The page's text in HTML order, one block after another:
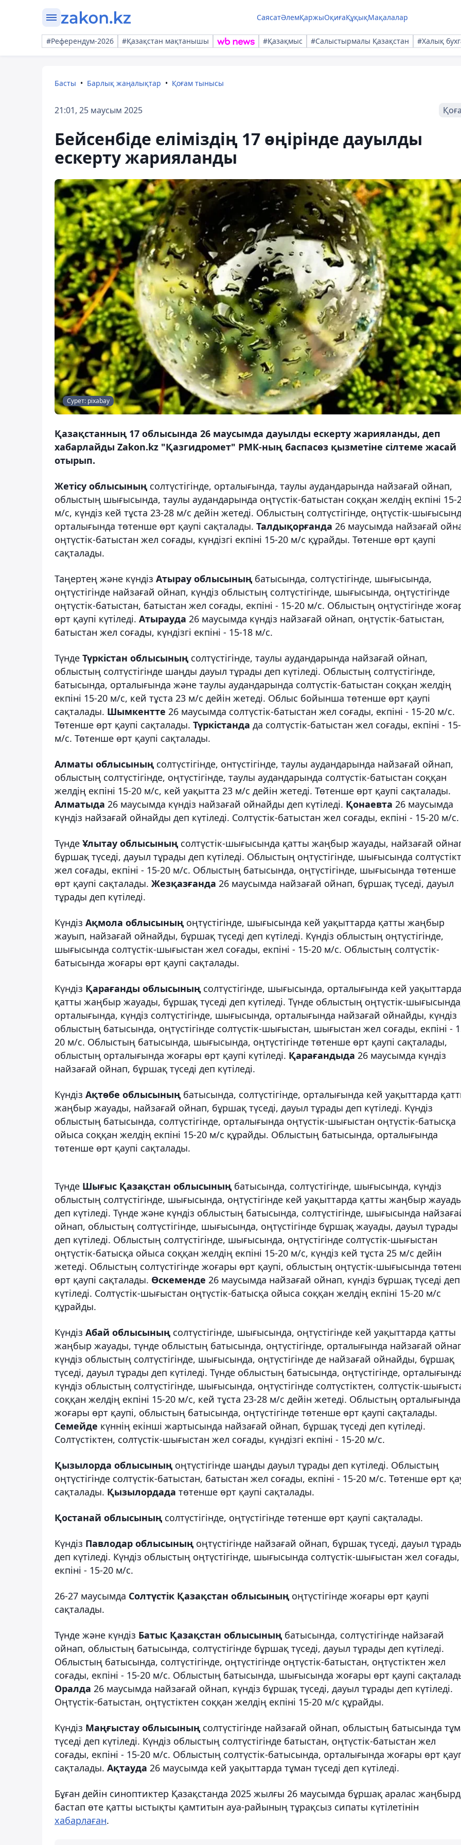
СаясатӘлемҚаржыОқиғаҚұқықМақалалар
#Референдум-2026 #Қазақстан мақтанышы #Қазақмыс #Салыстырмалы Қазақстан #Халық
Басты Барлық жаңалықтар Қоғам тынысы
21:01, 25 маусым 2025
Бейсенбіде еліміздің 17 өңірінде дауылды
ескерту жарияланды
Сурет: pixabay
Қазақстанның 17 облысында 26 маусымда дауылды ескерту жарияланды, деп
хабарлайды Zakon.kz "Қазгидромет" РМК-ның баспасөз қызметіне сілтеме жасай
отырып.
Жетісу облысының солтүстігінде, орталығында, таулы аудандарында найзағай ойнап,
облыстың шығысында, таулы аудандарында оңтүстік-батыстан соққан желдің екпіні 15-
м/с, күндіз кей тұста 23-28 м/с дейін жетеді. Облыстың солтүстігінде, оңтүстік-
орталығында төтенше өрт қаупі сақталады. Талдықорғанда 26 маусымда найзағай
оңтүстік-батыстан жел соғады, күндізгі екпіні 15-20 м/с құрайды. Төтенше өрт қаупі
сақталады.
Таңертең және күндіз Атырау облысының батысында, солтүстігінде, шығысында,
оңтүстігінде найзағай ойнап, күндіз облыстың солтүстігінде, шығысында, оңтүстігінде
оңтүстік-батыстан, батыстан жел соғады, екпіні - 15-20 м/с. Облыстың оңтүстігінде
өрт қаупі күтіледі. Атырауда 26 маусымда күндіз найзағай ойнап, оңтүстік-батыстан,
батыстан жел соғады, күндізгі екпіні - 15-18 м/с.
Түнде Түркістан облысының солтүстігінде, таулы аудандарында найзағай ойнап,
облыстың солтүстігінде шаңды дауыл тұрады деп күтіледі. Облыстың солтүстігінде,
батысында, орталығында және таулы аудандарында солтүстік-батыстан соққан желдің
екпіні 15-20 м/с, кей тұста 23 м/с дейін жетеді. Облыс бойынша төтенше өрт қаупі
сақталады. Шымкентте 26 маусымда солтүстік-батыстан жел соғады, екпіні - 15-20 м/с.
Төтенше өрт қаупі сақталады. Түркістанда да солтүстік-батыстан жел соғады, екпіні -
м/с. Төтенше өрт қаупі сақталады.
Алматы облысының солтүстігінде, онтүстігінде, таулы аудандарында найзағай ойнап,
облыстың солтүстігінде, оңтүстігінде, таулы аудандарында солтүстік-батыстан соққан
желдің екпіні 15-20 м/с, кей уақытта 23 м/с дейін жетеді. Төтенше өрт қаупі сақталады.
Алматыда 26 маусымда күндіз найзағай ойнайды деп күтіледі. Қонаевта 26 маусымда
күндіз найзағай ойнайды деп күтіледі. Солтүстік-батыстан жел соғады, екпіні - 15-20 м/с.
Түнде Ұлытау облысының солтүстік-шығысында қатты жаңбыр жауады, найзағай
бұршақ түседі, дауыл тұрады деп күтіледі. Облыстың оңтүстігінде, шығысында
жел соғады, екпіні - 15-20 м/с. Облыстың батысында, оңтүстігінде, шығысында төтенше
өрт қаупі сақталады. Жезқазғанда 26 маусымда найзағай ойнап, бұршақ түседі, дауыл
тұрады деп күтіледі.
Күндіз Ақмола облысының оңтүстігінде, шығысында кей уақыттарда қатты жаңбыр
жауып, найзағай ойнайды, бұршақ түседі деп күтіледі. Күндіз облыстың оңтүстігінде,
шығысында солтүстік-шығыстан жел соғады, екпіні - 15-20 м/с. Облыстың солтүстік-
батысында жоғары өрт қаупі сақталады.
Күндіз Қарағанды облысының солтүстігінде, шығысында, орталығында кей уақыттарда
қатты жаңбыр жауады, бұршақ түседі деп күтіледі. Түнде облыстың оңтүстік-
орталығында, күндіз солтүстігінде, шығысында, орталығында найзағай ойнайды, күндіз
облыстың батысында, оңтүстігінде солтүстік-шығыстан, шығыстан жел соғады, екпіні -
20 м/с. Облыстың батысында, шығысында, оңтүстігінде төтенше өрт қаупі сақталады,
облыстың орталығында жоғары өрт қаупі күтіледі. Қарағандыда 26 маусымда күндіз
найзағай ойнап, бұршақ түседі деп күтіледі.
Күндіз Ақтөбе облысының батысында, солтүстігінде, орталығында кей уақыттарда
жаңбыр жауады, найзағай ойнап, бұршақ түседі, дауыл тұрады деп күтіледі. Күндіз
облыстың батысында, солтүстігінде, орталығында оңтүстік-шығыстан оңтүстік-батысқа
ойыса соққан желдің екпіні 15-20 м/с құрайды. Облыстың батысында, орталығында
төтенше өрт қаупі сақталады.
Түнде Шығыс Қазақстан облысының батысында, солтүстігінде, шығысында, күндіз
облыстың солтүстігінде, шығысында, оңтүстігінде кей уақыттарда қатты жаңбыр
деп күтіледі. Түнде және күндіз облыстың батысында, солтүстігінде, шығысында
ойнап, облыстың солтүстігінде, шығысында, оңтүстігінде бұршақ жауады, дауыл тұрады
деп күтіледі. Облыстың солтүстігінде, шығысында, оңтүстігінде солтүстік-шығыстан
оңтүстік-батысқа ойыса соққан желдің екпіні 15-20 м/с, күндіз кей тұста 25 м/с дейін
жетеді. Облыстың солтүстігінде жоғары өрт қаупі, облыстың оңтүстік-шығысында
өрт қаупі сақталады. Өскеменде 26 маусымда найзағай ойнап, күндіз бұршақ түседі деп
күтіледі. Солтүстік-шығыстан оңтүстік-батысқа ойыса соққан желдің екпіні 15-20 м/с
құрайды.
Күндіз Абай облысының солтүстігінде, шығысында, оңтүстігінде кей уақыттарда қатты
жаңбыр жауады, түнде облыстың батысында, оңтүстігінде, орталығында найзағай
күндіз облыстың солтүстігінде, шығысында, оңтүстігінде де найзағай ойнайды, бұршақ
түседі, дауыл тұрады деп күтіледі. Түнде облыстың батысында, оңтүстігінде,
күндіз облыстың солтүстігінде, шығысында, оңтүстігінде солтүстіктен, солтүстік-
соққан желдің екпіні 15-20 м/с, кей тұста 23-28 м/с дейін жетеді. Облыстың орталығында
жоғары өрт қаупі, облыстың батысында, оңтүстігінде төтенше өрт қаупі сақталады.
Семейде күннің екінші жартысында найзағай ойнап, бұршақ түседі деп күтіледі.
Солтүстіктен, солтүстік-шығыстан жел соғады, күндізгі екпіні - 15-20 м/с.
Қызылорда облысының оңтүстігінде шаңды дауыл тұрады деп күтіледі. Облыстың
оңтүстігінде солтүстік-батыстан, батыстан жел соғады, екпіні - 15-20 м/с. Төтенше өрт
сақталады. Қызылордада төтенше өрт қаупі сақталады.
Қостанай облысының солтүстігінде, оңтүстігінде төтенше өрт қаупі сақталады.
Күндіз Павлодар облысының оңтүстігінде найзағай ойнап, бұршақ түседі, дауыл
деп күтіледі. Күндіз облыстың оңтүстігінде, шығысында солтүстік-шығыстан жел соғады,
екпіні - 15-20 м/с.
26-27 маусымда Солтүстік Қазақстан облысының оңтүстігінде жоғары өрт қаупі
сақталады.
Түнде және күндіз Батыс Қазақстан облысының батысында, солтүстігінде найзағай
ойнап, облыстың батысында, солтүстігінде бұршақ түседі, дауыл тұрады деп күтіледі.
Облыстың батысында, солтүстігінде, оңтүстігінде оңтүстік-батыстан, оңтүстіктен жел
соғады, екпіні - 15-20 м/с. Облыстың батысында, шығысында жоғары өрт қаупі
Оралда 26 маусымда найзағай ойнап, күндіз бұршақ түседі, дауыл тұрады деп күтіледі.
Оңтүстік-батыстан, оңтүстіктен соққан желдің екпіні 15-20 м/с құрайды.
Күндіз Маңғыстау облысының солтүстігінде найзағай ойнап, облыстың батысында
түседі деп күтіледі. Күндіз облыстың солтүстігінде батыстан, оңтүстік-батыстан жел
соғады, екпіні - 15-20 м/с. Облыстың солтүстік-батысында, орталығында жоғары өрт
сақталады. Ақтауда 26 маусымда кей уақыттарда тұман түседі деп күтіледі.
Бұған дейін синоптиктер Қазақстанда 2025 жылғы 26 маусымда бұршақ аралас
бастап өте қатты ыстықты қамтитын ауа-райының тұрақсыз сипаты күтілетінін
хабарлаған.